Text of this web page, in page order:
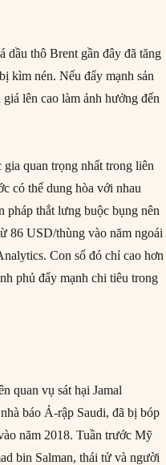
dầu thô Brent gần đây đã tăng
kìm nén. Nếu đẩy mạnh sản
lên cao làm ảnh hưởng đến
quan trọng nhất trong liên
có thể dung hòa với nhau
pháp thắt lưng buộc bụng nên
86 USD/thùng vào năm ngoái
Con số đó chỉ cao hơn
phủ đẩy mạnh chi tiêu trong
quan vụ sát hại Jamal
báo Ả-rập Saudi, đã bị bóp
năm 2018. Tuần trước Mỹ
bin Salman, thái tử và người